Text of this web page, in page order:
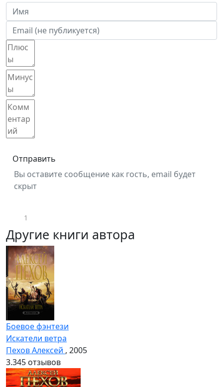
Отправить
Вы оставите сообщение как гость, email будет
скрыт
1
Другие книги автора
Боевое фэнтези
Искатели ветра
Пехов Алексей , 2005
3.345 отзывов